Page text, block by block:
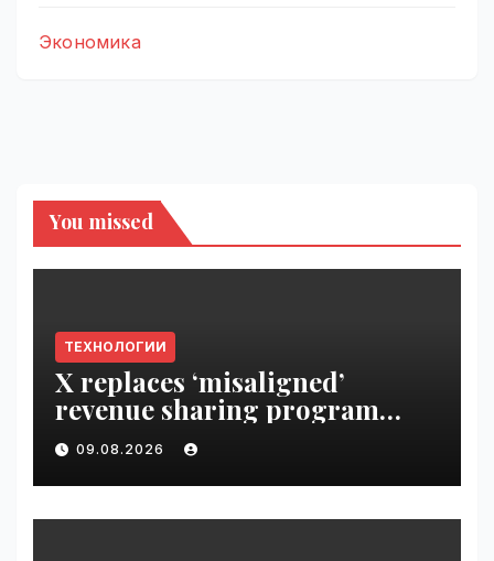
Экономика
You missed
ТЕХНОЛОГИИ
X replaces ‘misaligned’
revenue sharing program
with Original Content
Rewards | VseTime.ru
09.08.2026